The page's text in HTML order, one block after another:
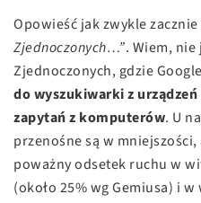
Opowieść jak zwykle zacznie
Zjednoczonych…”. Wiem, nie
Zjednoczonych, gdzie
do wyszukiwarki z
zapytań z komputerów. U
przenośne są w
poważny odsetek ruchu w
(około 25% wg Gemiusa) i